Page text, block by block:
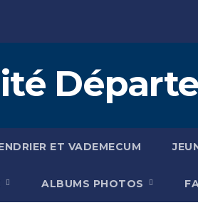
ET VADEMECUM
ALBUMS PHOTOS